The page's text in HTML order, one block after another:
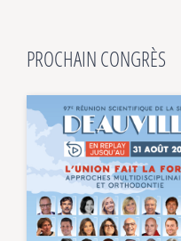
PROCHAIN CONGRÈS